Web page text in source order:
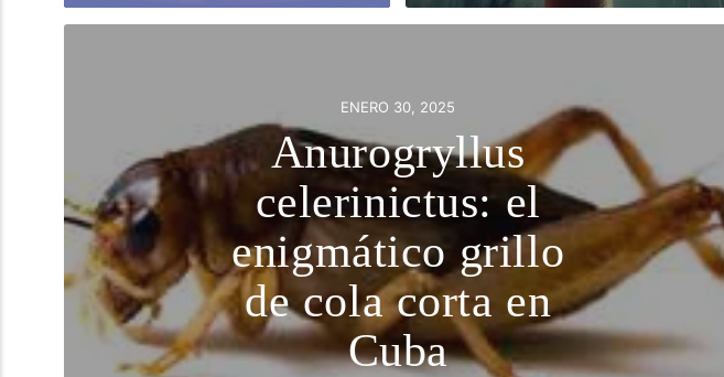
ENERO 30, 2025
Anurogryllus
celerinictus: el
enigmático grillo
de cola corta en
Cuba